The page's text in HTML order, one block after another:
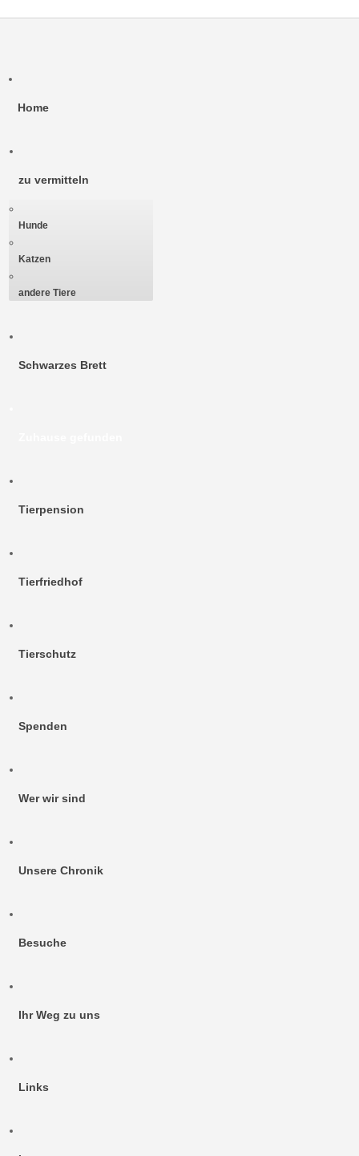
Home
zu vermitteln
Hunde
Katzen
andere Tiere
Schwarzes Brett
Tierpension
Tierfriedhof
Tierschutz
Spenden
Wer wir sind
Unsere Chronik
Besuche
Ihr Weg zu uns
Links